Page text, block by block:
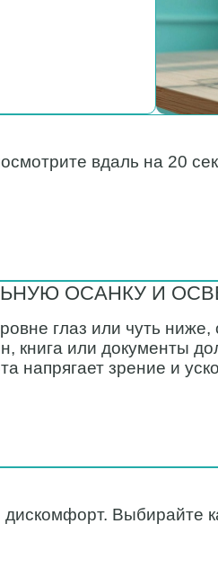
вдаль на 20
ОСАНКУ И
глаз или чуть
книга или документы
напрягает зрение и
Выбирайте